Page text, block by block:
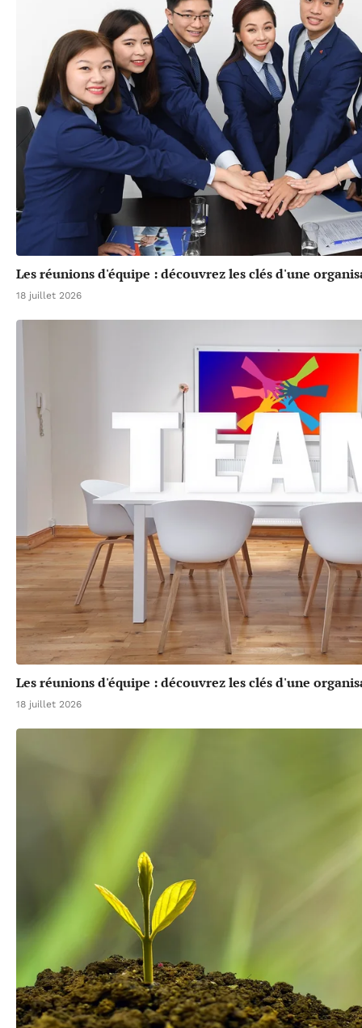
Les réunions d'équipe : découvrez les clés d'une
18 juillet 2026
Les réunions d'équipe : découvrez les clés d'une
18 juillet 2026